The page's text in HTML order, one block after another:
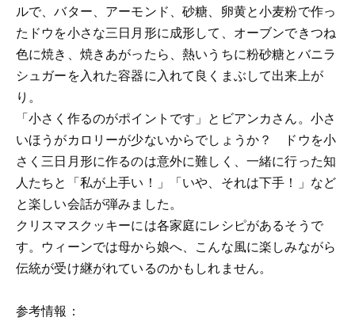
ルで、バター、アーモンド、砂糖、卵黄と小麦粉で作っ
たドウを小さな三日月形に成形して、オーブンできつね
色に焼き、焼きあがったら、熱いうちに粉砂糖とバニラ
シュガーを入れた容器に入れて良くまぶして出来上が
り。
「小さく作るのがポイントです」とビアンカさん。小さ
いほうがカロリーが少ないからでしょうか？ ドウを小
さく三日月形に作るのは意外に難しく、一緒に行った知
人たちと「私が上手い！」「いや、それは下手！」など
と楽しい会話が弾みました。
クリスマスクッキーには各家庭にレシピがあるそうで
す。ウィーンでは母から娘へ、こんな風に楽しみながら
伝統が受け継がれているのかもしれません。
参考情報：